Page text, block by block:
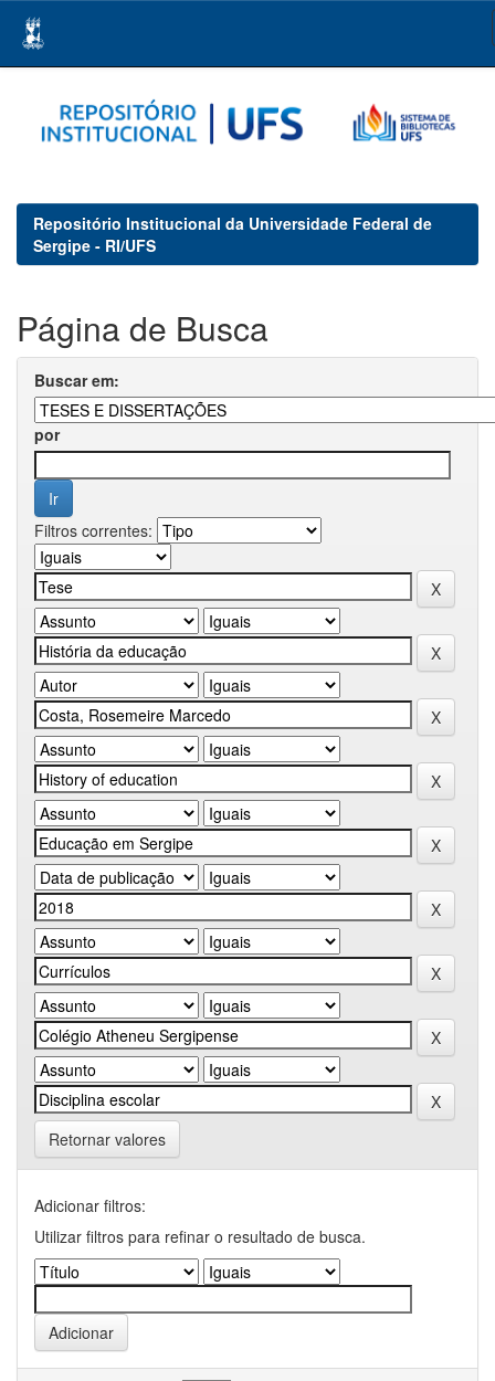
navigation
Repositório Institucional da Universidade Federal de
Sergipe - RI/UFS
Página de Busca
Buscar em:
por
Filtros correntes:
Retornar valores
Adicionar filtros:
Utilizar filtros para refinar o resultado de busca.